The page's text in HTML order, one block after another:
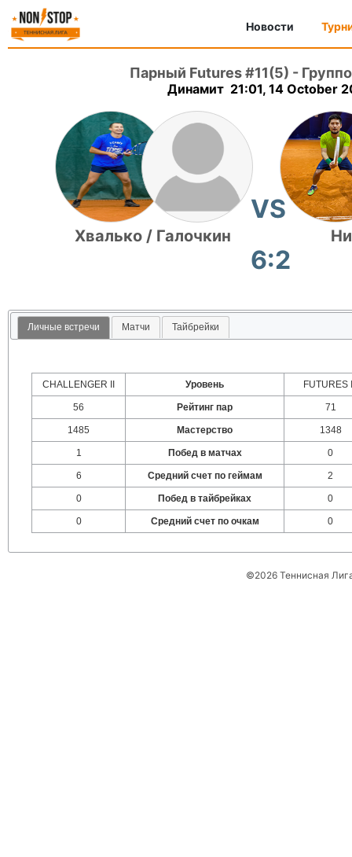
Новости
Парный Futures #11(5) -
Динамит 21:01, 14 October
Хвалько / Галочкин
VS
6:2
Личные встречи Матчи Тайбрейки
CHALLENGER II Уровень FUTURES
56 Рейтинг пар 71
1485 Мастерство 1348
1 Побед в матчах 0
6 Средний счет по геймам 2
0 Побед в тайбрейках 0
0 Средний счет по очкам 0
©2026 Теннисная